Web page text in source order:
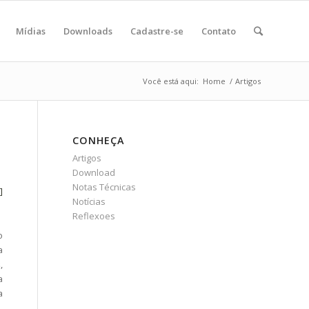
Mídias Downloads Cadastre-se Contato
Você está aqui: Home / Artigos
CONHEÇA
Artigos
Download
Notas Técnicas
Notícias
Reflexoes